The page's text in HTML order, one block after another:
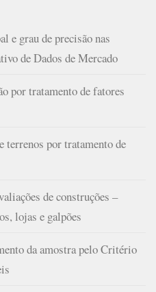
e grau de precisão nas
de Dados de Mercado
por tratamento de fatores
terrenos por tratamento de
de construções –
lojas e galpões
da amostra pelo Critério